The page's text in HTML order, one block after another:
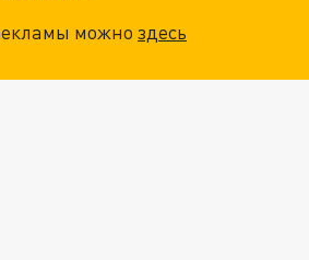
можноздесь